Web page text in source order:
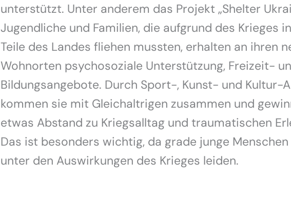
unterstützt. Unter anderem das Projekt „Shelter
Jugendliche und Familien, die aufgrund des Krieges
Teile des Landes fliehen mussten, erhalten an ihren
Wohnorten psychosoziale Unterstützung, Freizeit-
Bildungsangebote. Durch Sport-, Kunst- und Kultur-
kommen sie mit Gleichaltrigen zusammen und
etwas Abstand zu Kriegsalltag und traumatischen
Das ist besonders wichtig, da grade junge
unter den Auswirkungen des Krieges leiden.